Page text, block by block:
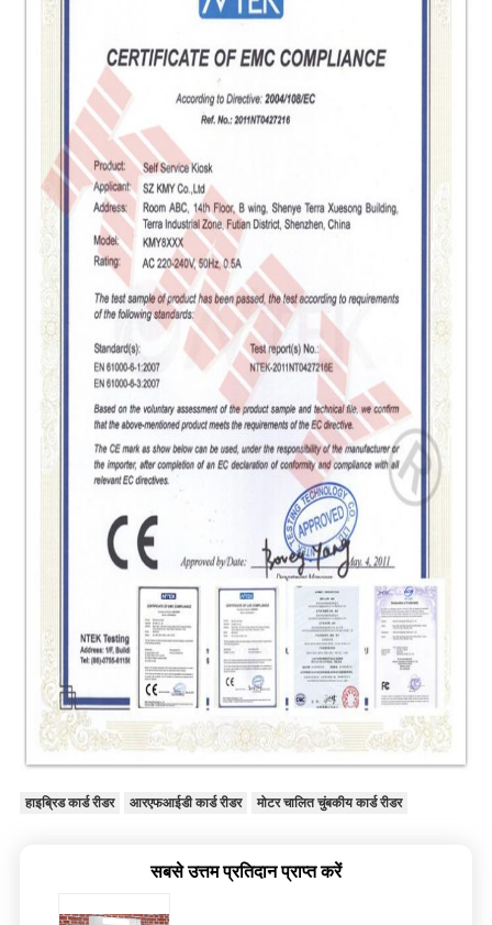
हाइब्रिड कार्ड रीडर आरएफआईडी कार्ड रीडर मोटर चालित चुंबकीय कार्ड रीडर
सबसे उत्तम प्रतिदान प्राप्त करें